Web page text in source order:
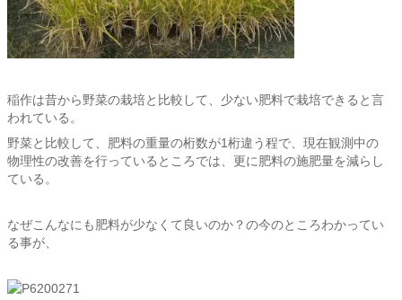
稲作は昔から野菜の栽培と比較して、少ない肥料で栽培できると言
われている。
野菜と比較して、肥料の重量の桁数が1桁違う程で、現在観測中の
物理性の改善を行っているところでは、更に肥料の施肥量を減らし
ている。
なぜこんなにも肥料が少なくて良いのか？の今のところわかってい
る事が、